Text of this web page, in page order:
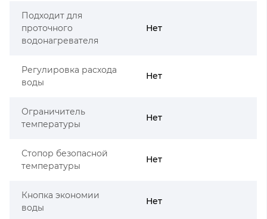
Подходит для
проточного
водонагревателя
Нет
Регулировка расхода
воды
Нет
Ограничитель
температуры
Нет
Стопор безопасной
температуры
Нет
Кнопка экономии
воды
Нет